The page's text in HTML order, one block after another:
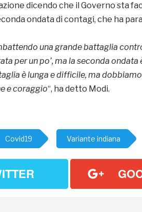
dicendo che il Governo sta
ondata di contagi, che ha
una grande battaglia
per un po’, ma la seconda
è lunga e difficile, ma
e coraggio“, ha detto Modi.
Covid19 Variante indiana